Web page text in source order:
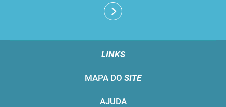
LINKS
MAPA DO SITE
AJUDA